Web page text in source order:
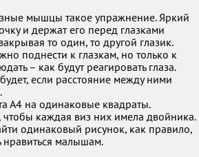
мышцы такое упражнение. Яркий
и держат его перед глазками
то один, то другой глазик.
поднести к глазкам, но только к
– как будут реагировать глаза.
если расстояние между ними
А4 на одинаковые квадраты.
чтобы каждая виз них имела двойника.
одинаковый рисунок, как правило,
нравиться малышам.